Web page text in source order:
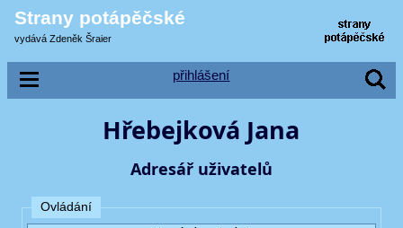
Strany potápěčské
vydává Zdeněk Šraier
přihlášení
Hřebejková Jana
Adresář uživatelů
Ovládání